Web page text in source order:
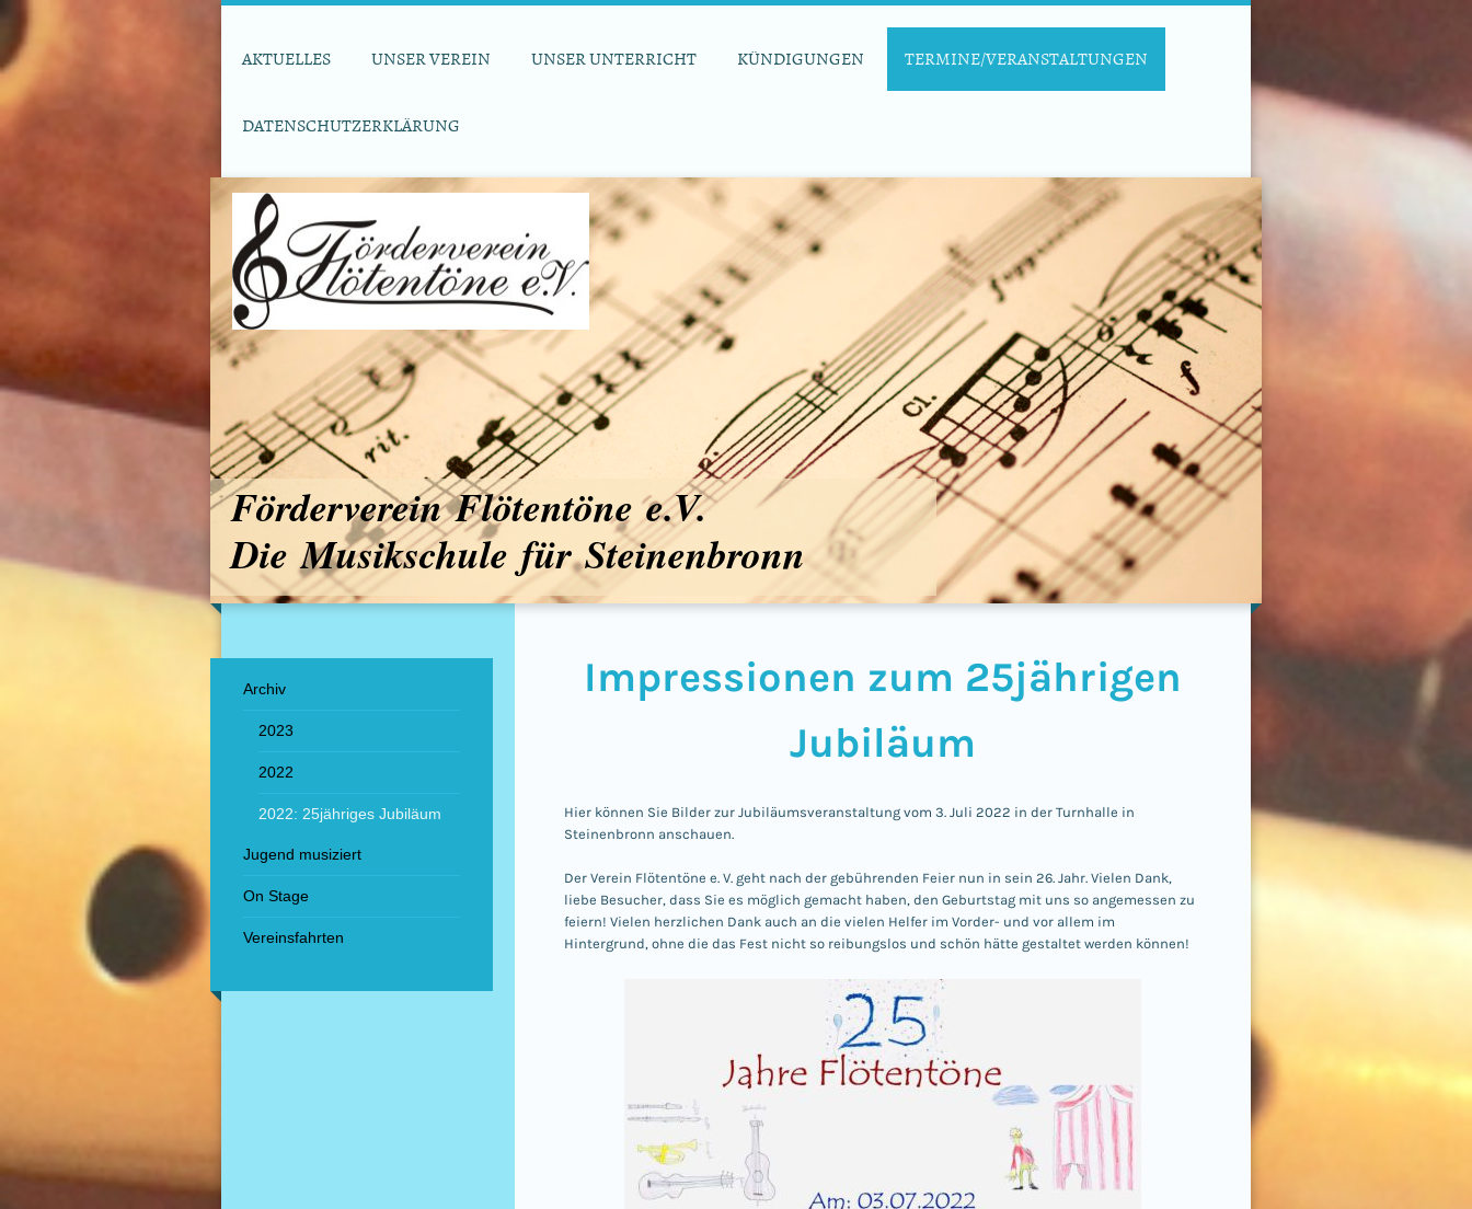
AKTUELLES UNSER VEREIN UNSER UNTERRICHT KÜNDIGUNGEN TERMINE/VERANSTALTUNGEN
DATENSCHUTZERKLÄRUNG
Förderverein Flötentöne e.V.
Die Musikschule für Steinenbronn
Impressionen zum 25jährigen
Jubiläum
Hier können Sie Bilder zur Jubiläumsveranstaltung vom 3. Juli 2022 in der Turnhalle in
Steinenbronn anschauen.
Der Verein Flötentöne e. V. geht nach der gebührenden Feier nun in sein 26. Jahr. Vielen Dank,
liebe Besucher, dass Sie es möglich gemacht haben, den Geburtstag mit uns so angemessen zu
feiern! Vielen herzlichen Dank auch an die vielen Helfer im Vorder- und vor allem im
Hintergrund, ohne die das Fest nicht so reibungslos und schön hätte gestaltet werden können!
Archiv
2023
2022
2022: 25jähriges Jubiläum
Jugend musiziert
On Stage
Vereinsfahrten